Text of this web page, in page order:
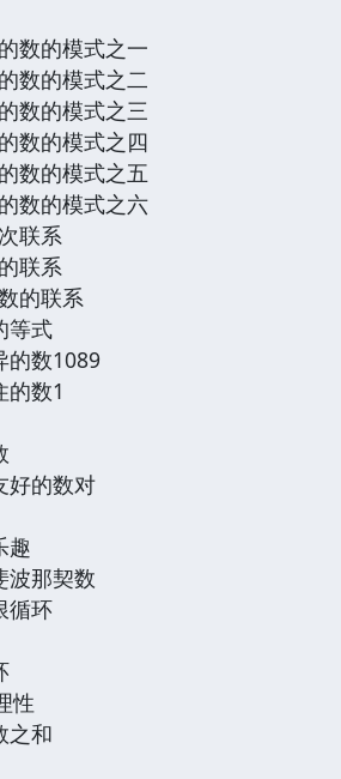
数的模式之一
数的模式之二
数的模式之三
数的模式之四
数的模式之五
数的模式之六
联系
联系
的联系
等式
的数1089
的数1
好的数对
趣
波那契数
循环
性
之和